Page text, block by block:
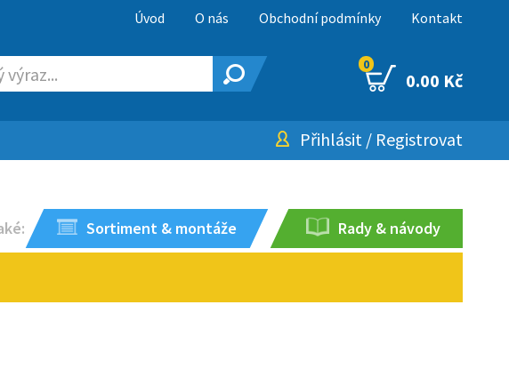
Úvod O nás Obchodní podmínky Kontakt
0
0.00 Kč
Přihlásit / Registrovat
Sortiment & montáže Rady & návody